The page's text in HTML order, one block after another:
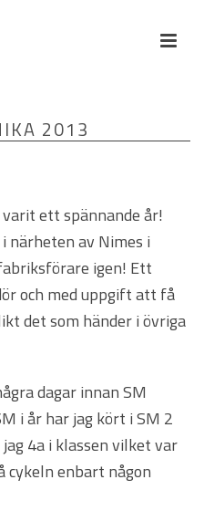
2013
ett spännande år!
närheten av Nimes i
igen! Ett
och med uppgift att få
det som händer i övriga
dagar innan SM
i år har jag kört i SM 2
4a i klassen vilket var
enbart någon